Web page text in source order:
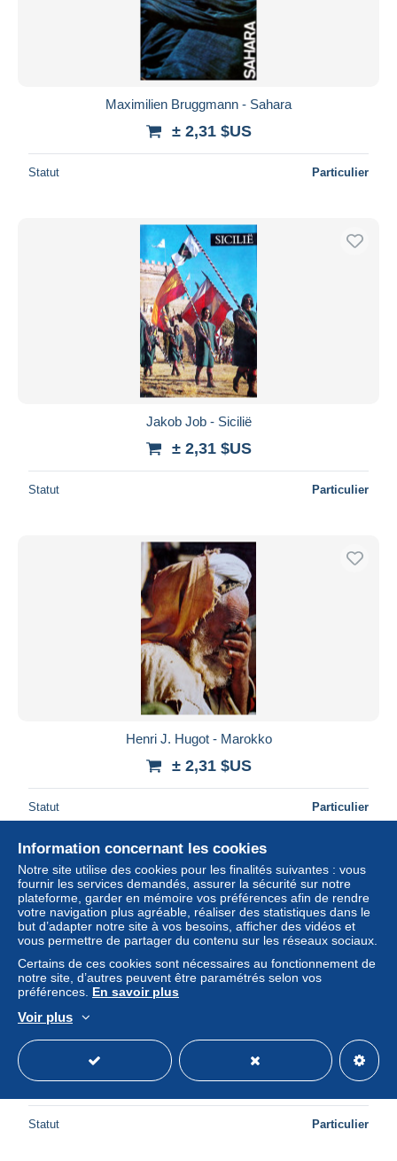
Maximilien Bruggmann - Sahara
± 2,31 $US
Statut Particulier
Jakob Job - Sicilië
± 2,31 $US
Statut Particulier
Henri J. Hugot - Marokko
± 2,31 $US
Statut Particulier
Jean-Christian Spahni - Peru
± 2,31 $US
Statut Particulier
Information concernant les cookies
Notre site utilise des cookies pour les finalités suivantes : vous
fournir les services demandés, assurer la sécurité sur notre
plateforme, garder en mémoire vos préférences afin de rendre
votre navigation plus agréable, réaliser des statistiques dans le
but d’adapter notre site à vos besoins, afficher des vidéos et
vous permettre de partager du contenu sur les réseaux sociaux.
Certains de ces cookies sont nécessaires au fonctionnement de
notre site, d’autres peuvent être paramétrés selon vos
préférences. En savoir plus
Voir plus